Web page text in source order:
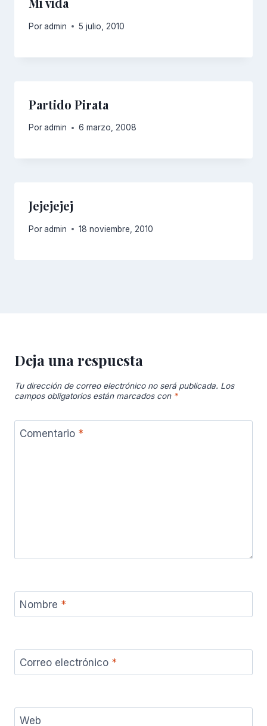
Poradmin 5 julio, 2010
Partido Pirata
Poradmin 6 marzo, 2008
Jejejejej
Poradmin 18 noviembre, 2010
Deja una respuesta
Tu dirección de correo electrónico no será publicada. Los
campos obligatorios están marcados con *
Comentario *
Nombre *
Correo electrónico *
Web